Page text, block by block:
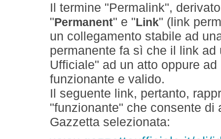
Il termine "Permalink",
" Permanent" e " Link" (link
un collegamento stabile ad
permanente fa sì che il link
Ufficiale" ad un atto oppure
funzionante e valido.
Il seguente link, pertanto,
"funzionante" che consente
Gazzetta selezionata: